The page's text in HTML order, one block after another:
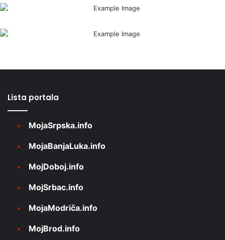
Lista portala
MojaSrpska.info
MojaBanjaLuka.info
MojDoboj.info
MojSrbac.info
MojaModriča.info
MojBrod.info